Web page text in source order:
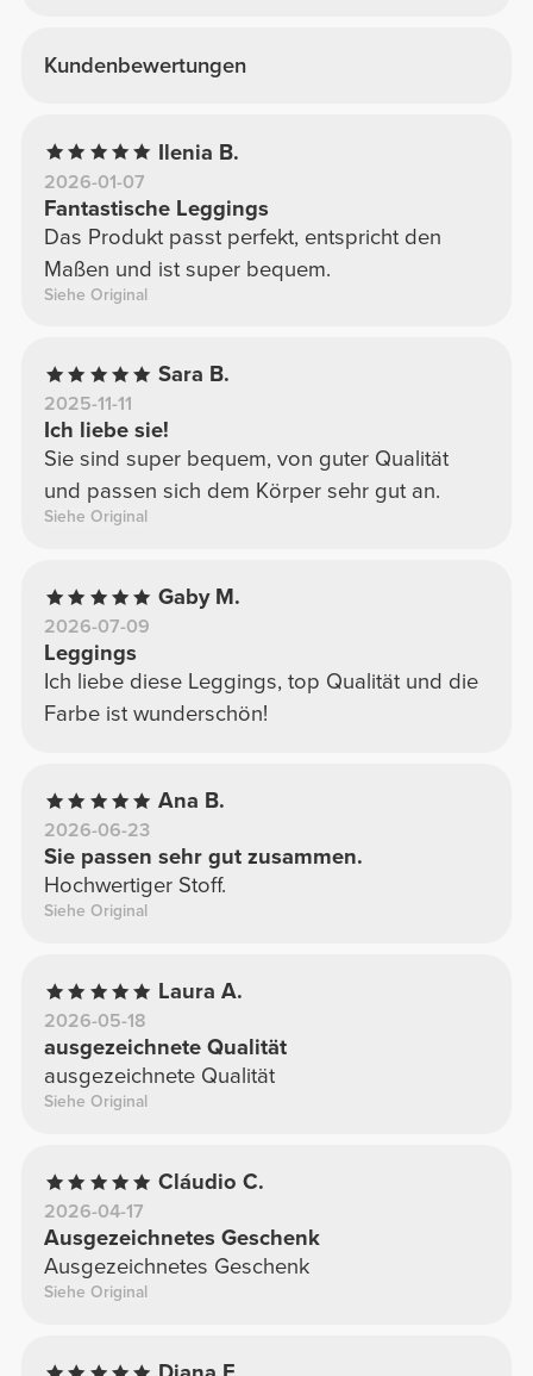
Kundenbewertungen
Ilenia B.
2026-01-07
Fantastische Leggings
Das Produkt passt perfekt, entspricht den
Maßen und ist super bequem.
Siehe Original
Sara B.
2025-11-11
Ich liebe sie!
Sie sind super bequem, von guter Qualität
und passen sich dem Körper sehr gut an.
Siehe Original
Gaby M.
2026-07-09
Leggings
Ich liebe diese Leggings, top Qualität und die
Farbe ist wunderschön!
Ana B.
2026-06-23
Sie passen sehr gut zusammen.
Hochwertiger Stoff.
Siehe Original
Laura A.
2026-05-18
ausgezeichnete Qualität
ausgezeichnete Qualität
Siehe Original
Cláudio C.
2026-04-17
Ausgezeichnetes Geschenk
Ausgezeichnetes Geschenk
Siehe Original